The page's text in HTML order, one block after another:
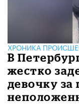
ХРОНИКА
В
жестко
девочку за